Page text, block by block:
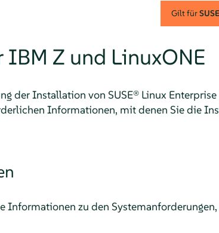
Gilt für
Z und LinuxONE
der Installation von SUSE® Linux Enterprise
Informationen, mit denen Sie die
Informationen zu den